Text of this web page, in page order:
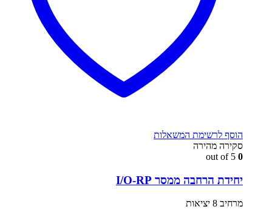
הוסף לרשימת המשאלות
סקירה מהירה
0
יחידת הרחבה ממסר I/O-RP
מרחיב 8 יציאות